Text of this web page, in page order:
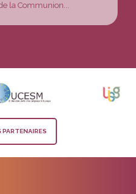
la Communion...